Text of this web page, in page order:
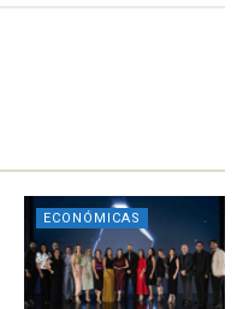
ECONÓMICAS